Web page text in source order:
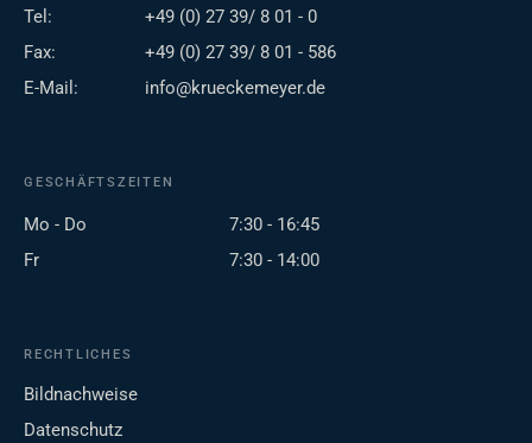
Tel:
+49 (0) 27 39/ 8 01 - 0
Fax:
+49 (0) 27 39/ 8 01 - 586
E-Mail:
info@krueckemeyer.de
GESCHÄFTSZEITEN
Mo - Do
7:30 - 16:45
Fr
7:30 - 14:00
RECHTLICHES
Bildnachweise
Datenschutz